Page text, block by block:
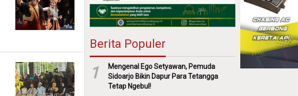
Berita Populer
1
Mengenal Ego Setyawan, Pemuda
Sidoarjo Bikin Dapur Para Tetangga
Tetap Ngebul!